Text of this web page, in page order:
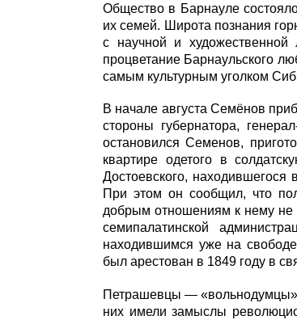
Общество в Барнауле
их семей. Широта познания
с научной и художественной
процветание Барнаульского
самым культурным уголком
В начале августа Семёнов
стороны губернатора,
остановился Семенов,
квартире одетого в
Достоевского, находившегося
При этом он сообщил, что
добрым отношениям к нему не
семипалатинской
находившимся уже на
был арестован в 1849 году в
Петрашевцы —
них имели замыслы